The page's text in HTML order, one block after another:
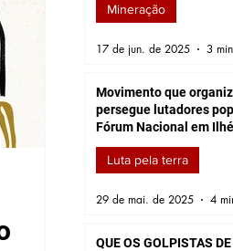
Movimento
Mineração
17 de jun. de 2025
Mineração
17 de jun. de 2025 3
Movimento que
persegue lutadores
Fórum Nacional em
Luta pela terra
29 de mai. de 2025 4
QUE OS GOLPISTAS